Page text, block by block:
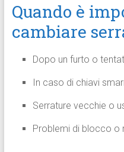
Quando è
cambiare
Dopo un furto o
In caso di chiavi
Serrature vecchie o
Problemi di blocco o